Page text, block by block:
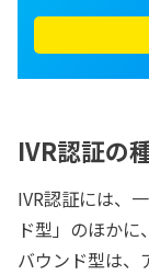
IVR認証の
IVR認証には、
ド型」のほか
バウンド型は、